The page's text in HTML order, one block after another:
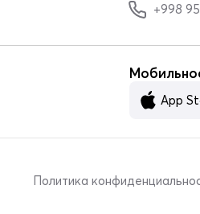
+998
App
Политика